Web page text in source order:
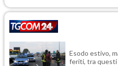
Esodo estivo,
feriti, tra questi